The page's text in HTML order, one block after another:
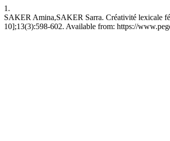
1.
SAKER Amina,SAKER Sarra. Créativité lexicale
10];13(3):598-602. Available from: https://